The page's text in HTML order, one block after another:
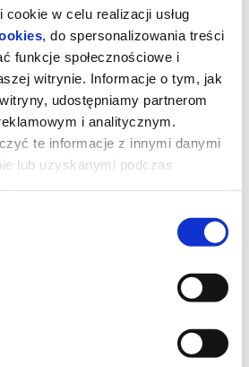
w celu realizacji usług
, do spersonalizowania treści
funkcje społecznościowe i
witrynie. Informacje o tym, jak
udostępniamy partnerom
i analitycznym.
te informacje z innymi danymi
lub uzyskanymi podczas
Grogu 2D dubbing
jednak jego dawni dowódcy, wciąż
się w różnych częściach galaktyki.
nagród Din Djarina (Pedro Pascal) oraz z